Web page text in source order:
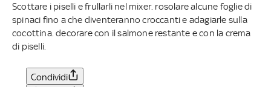
Scottare i piselli e frullarli nel mixer. rosolare alcune foglie di
spinaci fino a che diventeranno croccanti e adagiarle sulla
cocottina. decorare con il salmone restante e con la crema
di piselli.
Condividi